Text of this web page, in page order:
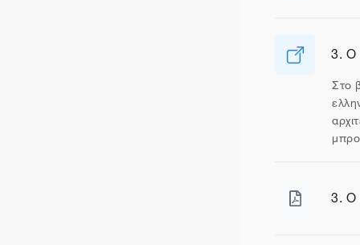
3. Ο
Στο
3. Ο